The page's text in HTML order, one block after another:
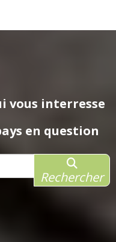
vous interresse
en question
Rechercher